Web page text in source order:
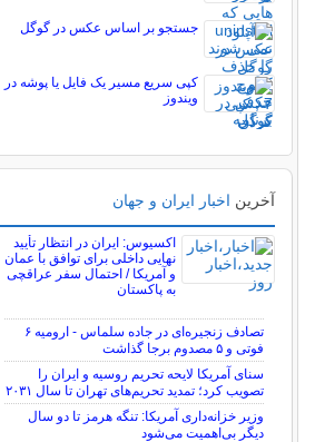
جستجو بر اساس عکس در گوگل
کپی سریع مسیر یک فایل یا پوشه در
ویندوز
آخرین اخبار ایران و جهان
اکسیوس: ایران در انتظار تأیید
نهایی داخلی برای توافق با عمان
و آمریکا / احتمال سفر عراقچی
به پاکستان
تصادف زنجیره‌ای در جاده سلماس - ارومیه ۶
فوتی و ۵ مصدوم برجا گذاشت
سنای آمریکا لایحه تحریم روسیه و ایران را
تصویب کرد؛ تمدید تحریم‌های تهران تا سال ۲۰۳۱
وزیر خزانه‌داری آمریکا: تنگه هرمز تا دو سال
دیگر بی‌اهمیت می‌شود